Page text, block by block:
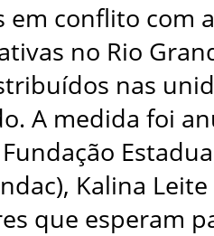
em conflito com
no Rio
nas
A medida foi
Kalina
que esperam